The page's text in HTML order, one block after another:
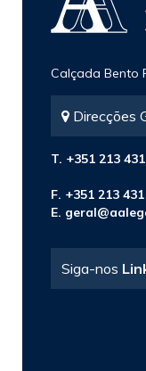
Calçada Bento
Direcções
T. +351 213
F. +351 213
E.
Siga-nos